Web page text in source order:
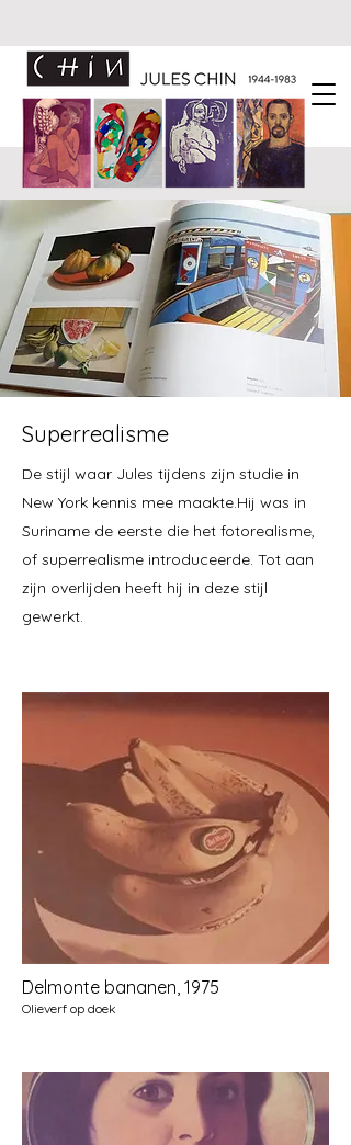
Superrealisme
De stijl waar Jules tijdens zijn studie in
New York kennis mee maakte.Hij was in
Suriname de eerste die het fotorealisme,
of superrealisme introduceerde. Tot aan
zijn overlijden heeft hij in deze stijl
gewerkt.
Delmonte bananen, 1975
Olieverf op doek